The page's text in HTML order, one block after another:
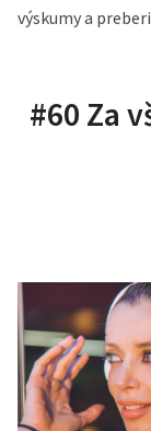
výskumy a
#60 Za